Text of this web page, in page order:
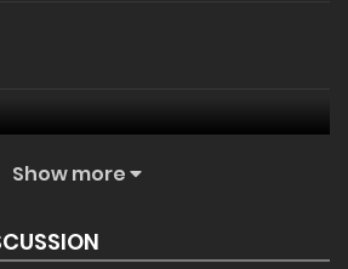
Show more